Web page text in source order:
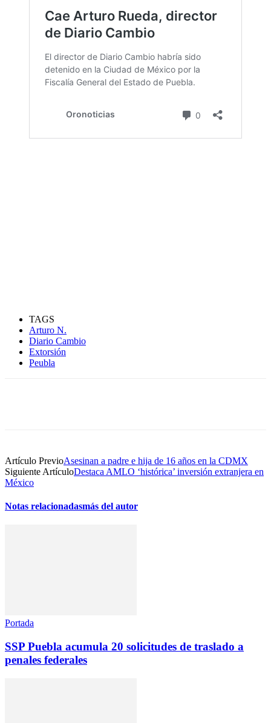
TAGS
Arturo N.
Diario Cambio
Extorsión
Peubla
Artículo PrevioAsesinan a padre e hija de 16 años en la CDMX
Siguiente ArtículoDestaca AMLO ‘histórica’ inversión extranjera en
México
Notas relacionadasmás del autor
Portada
SSP Puebla acumula 20 solicitudes de traslado a
penales federales